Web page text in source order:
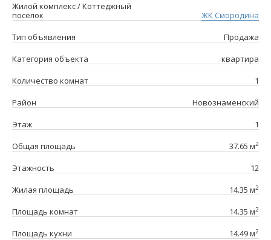
Жилой комплекс / Коттеджный
посёлок
ЖК Смородина
Тип объявления
Продажа
Категория объекта
квартира
Количество комнат
1
Район
Новознаменский
Этаж
1
Общая площадь
37.65 м2
Этажность
12
Жилая площадь
14.35 м2
Площадь комнат 14.35 м2
Площадь кухни 14.49 м2